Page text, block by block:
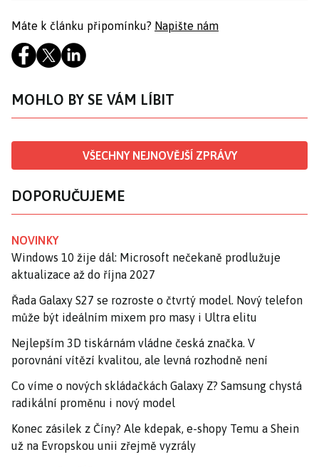
Máte k článku připomínku? Napište nám
MOHLO BY SE VÁM LÍBIT
VŠECHNY NEJNOVĚJŠÍ ZPRÁVY
DOPORUČUJEME
NOVINKY
Windows 10 žije dál: Microsoft nečekaně prodlužuje
aktualizace až do října 2027
Řada Galaxy S27 se rozroste o čtvrtý model. Nový telefon
může být ideálním mixem pro masy i Ultra elitu
Nejlepším 3D tiskárnám vládne česká značka. V
porovnání vítězí kvalitou, ale levná rozhodně není
Co víme o nových skládačkách Galaxy Z? Samsung chystá
radikální proměnu i nový model
Konec zásilek z Číny? Ale kdepak, e-shopy Temu a Shein
už na Evropskou unii zřejmě vyzrály